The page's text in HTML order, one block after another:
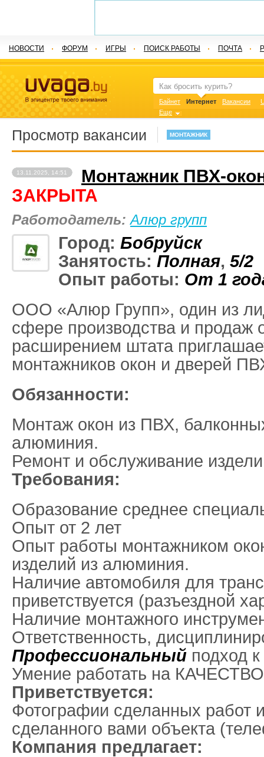
Просмотр вакансии МОНТАЖНИК
13.11.2025, 14:51
Монтажник ПВХ-
ЗАКРЫТА
Работодатель: Алюр групп
Город: Бобруйск
Занятость: Полная, 5/2
Опыт работы: От 1
ООО «Алюр Групп», один из
сфере производства и продаж
расширением штата
монтажников окон и дверей
Обязанности:
Монтаж окон из ПВХ,
алюминия.
Ремонт и обслуживание
Требования:
Образование среднее
Опыт от 2 лет
Опыт работы монтажником
изделий из алюминия.
Наличие автомобиля для
приветствуется (разъездной
Наличие монтажного
Ответственность,
Профессиональный подход
Умение работать на
Приветствуется:
Фотографии сделанных работ
сделанного вами объекта
Компания предлагает:
Байнет Интернет Вакансии
Еще
НОВОСТИ ФОРУМ ИГРЫ ПОИСК РАБОТЫ ПОЧТА